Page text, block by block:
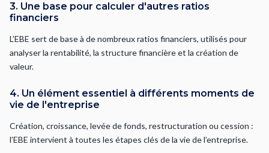
3. Une base pour calculer d'autres ratios
financiers
L’EBE sert de base à de nombreux ratios financiers, utilisés pour
analyser la rentabilité, la structure financière et la création de
valeur.
4. Un élément essentiel à différents moments de
vie de l'entreprise
Création, croissance, levée de fonds, restructuration ou cession :
l’EBE intervient à toutes les étapes clés de la vie de l’entreprise.